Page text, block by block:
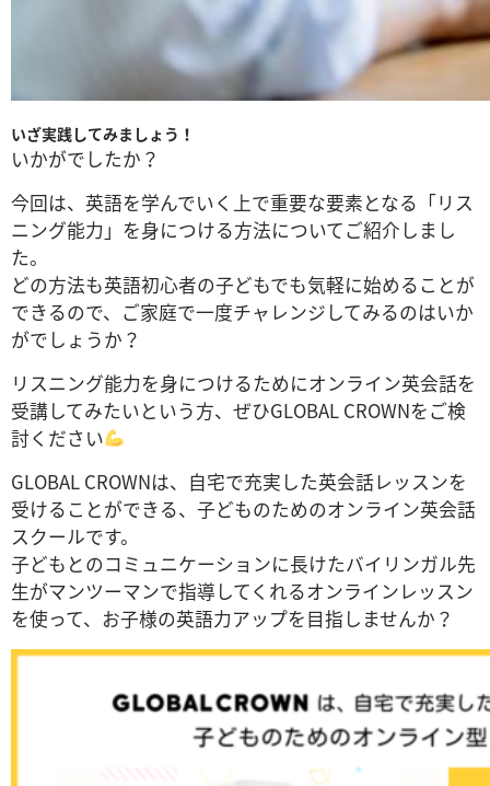
いざ実践してみましょう！
いかがでしたか？
今回は、英語を学んでいく上で重要な要素となる「リス
ニング能力」を身につける方法についてご紹介しまし
た。
どの方法も英語初心者の子どもでも気軽に始めることが
できるので、ご家庭で一度チャレンジしてみるのはいか
がでしょうか？
リスニング能力を身につけるためにオンライン英会話を
受講してみたいという方、ぜひGLOBAL CROWNをご検
討ください
GLOBAL CROWNは、自宅で充実した英会話レッスンを
受けることができる、子どものためのオンライン英会話
スクールです。
子どもとのコミュニケーションに長けたバイリンガル先
生がマンツーマンで指導してくれるオンラインレッスン
を使って、お子様の英語力アップを目指しませんか？